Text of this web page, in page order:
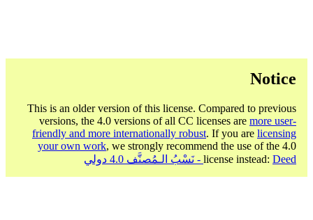
Notice
This is an older version of this license. Compared to previous
versions, the 4.0 versions of all CC licenses are more user-
friendly and more internationally robust. If you are licensing
your own work, we strongly recommend the use of the 4.0
license instead: Deed - نَسْبُ الـمُصنَّف 4.0 دولي